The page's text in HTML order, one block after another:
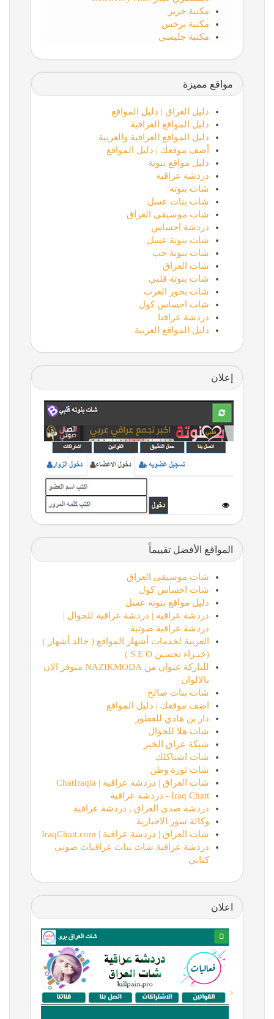
مكتبة جرير
مكتبة نرجس
مكتبة جليسي
مواقع مميزة
دليل العراق | دليل المواقع
دليل المواقع العراقية
دليل المواقع العراقية والعربية
أضف موقعك | دليل المواقع
دليل مواقع بنوتة
دردشة عراقية
شات بنوتة
شات بنات عسل
شات موسيقى العراق
دردشة احساس
شات بنوتة عسل
شات بنوتة حب
شات العراق
شات بنوتة قلبي
شات بحور العرب
شات احساس كول
دردشة عراقنا
دليل المواقع العربية
إعلان
المواقع الأفضل تقييماً
شات موسيقى العراق
شات احساس كول
دليل مواقع بنوتة عسل
دردشة عراقية | دردشة عراقية للجوال |
دردشة عراقية صوتية
العربية لخدمات أشهار المواقع ( خالد أشهار )
(خبـراء تحسين S E O )
للنازكة عنوان من NAZIKMODA متوفر الان
بالالوان
شات بنات صالح
اضف موقعك | دليل المواقع
دار بن هادي للعطور
شات هلا للجوال
شبكة عراق الخير
شات اشتاكلك
شات ثورة وطن
شات العراق | دردشة عراقية | ChatIraqia
Iraq Chatt - دردشة عراقية
دردشة صدى العراق , دردشة عراقية
وكالة سور الاخبارية
شات العراق | دردشة عراقية | IraqChatt.com
دردشة عراقية شات بنات عراقيات صوتي
كتابي
اعلان
<